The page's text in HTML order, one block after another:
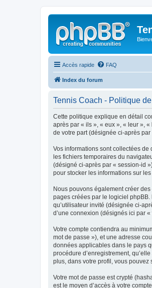
Accès rapide FAQ
Index du forum
Tennis Coach - Politique
Cette politique explique en détail
après par « ils », « eux », « leur »,
de votre part (désignée ci-après par
Vos informations sont collectées
les fichiers temporaires du
(désigné ci-après par « session-id
pour stocker les informations sur
Nous pouvons également créer
pages créées par le logiciel phpBB.
qu’utilisateur invité (désignée ci-
d’une connexion (désignés ici par «
Votre compte contiendra au
mot de passe »), et une adresse
données applicables dans le pays
procédure d’enregistrement,
plus, dans votre profil, vous pouvez
Votre mot de passe est crypté
est le moyen d’accès à votre